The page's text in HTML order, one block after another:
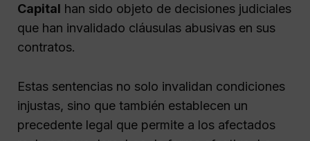
Capital han sido objeto de decisiones judiciales
que han invalidado cláusulas abusivas en sus
contratos.
Estas sentencias no solo invalidan condiciones
injustas, sino que también establecen un
precedente legal que permite a los afectados